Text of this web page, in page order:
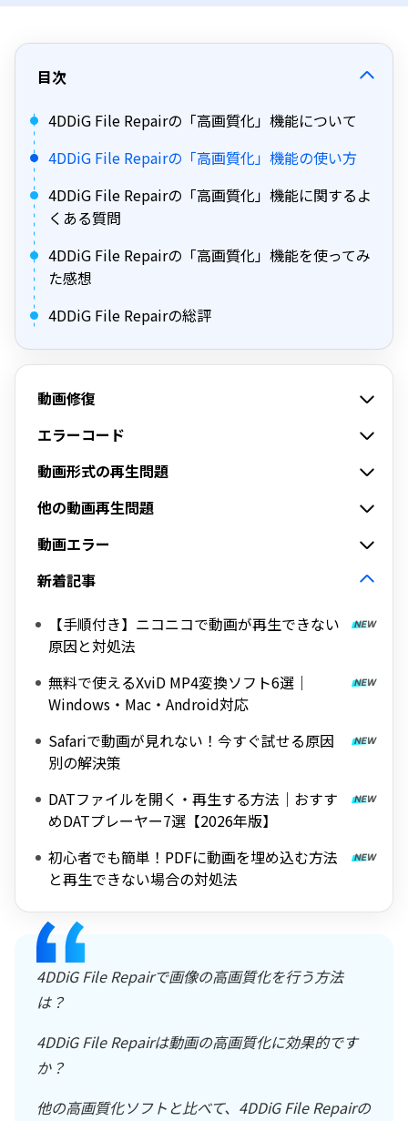
目次
4DDiG File Repairの「高画質化」機能について
4DDiG File Repairの「高画質化」機能の使い方
4DDiG File Repairの「高画質化」機能に関するよ
くある質問
4DDiG File Repairの「高画質化」機能を使ってみ
た感想
4DDiG File Repairの総評
動画修復
エラーコード
動画形式の再生問題
他の動画再生問題
動画エラー
新着記事
【手順付き】ニコニコで動画が再生できない
原因と対処法
無料で使えるXviD MP4変換ソフト6選｜
Windows・Mac・Android対応
Safariで動画が見れない！今すぐ試せる原因
別の解決策
DATファイルを開く・再生する方法｜おすす
めDATプレーヤー7選【2026年版】
初心者でも簡単！PDFに動画を埋め込む方法
と再生できない場合の対処法
4DDiG File Repairで画像の高画質化を行う方法
は？
4DDiG File Repairは動画の高画質化に効果的です
か？
他の高画質化ソフトと比べて、4DDiG File Repairの